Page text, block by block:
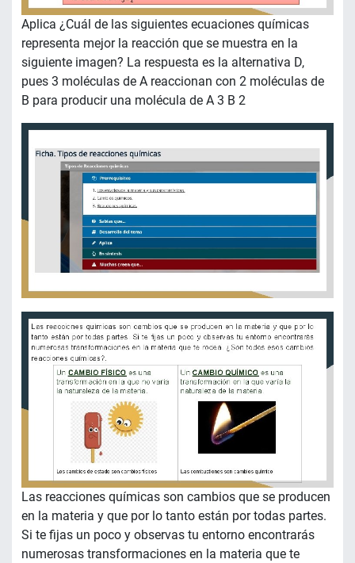
Aplica ¿Cuál de las siguientes ecuaciones químicas
representa mejor la reacción que se muestra en la
siguiente imagen? La respuesta es la alternativa D,
pues 3 moléculas de A reaccionan con 2 moléculas de
B para producir una molécula de A 3 B 2
Las reacciones químicas son cambios que se producen
en la materia y que por lo tanto están por todas partes.
Si te fijas un poco y observas tu entorno encontrarás
numerosas transformaciones en la materia que te